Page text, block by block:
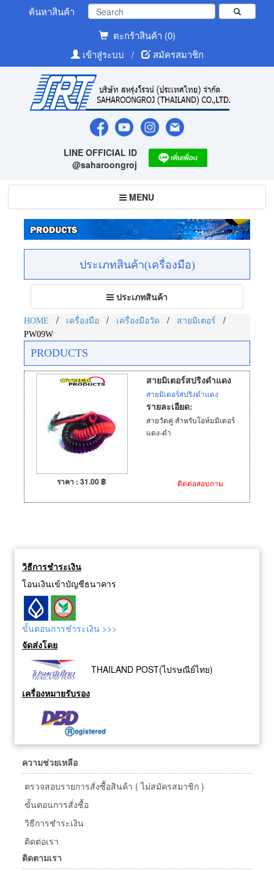
ค้นหาสินค้า
ตะกร้าสินค้า (0)
เข้าสู่ระบบ
/ สมัครสมาชิก
LINE OFFICIAL ID
@saharoongroj
Toggle
navigation
MENU
ประเภทสินค้า(เครื่องมือ)
Toggle
navigation
ประเภทสินค้า
HOME / เครื่องมือ / เครื่องมือวัด / สายมิเตอร์ /
PW09W
PRODUCTS
สายมิเตอร์สปริงดำแดง
สายมิเตอร์สปริงดำแดง
รายละเอียด:
สายวัดคู่ สำหรับโอห์มมิเตอร์
แดง-ดำ
ราคา : 31.00 ฿ ติดต่อสอบถาม
วิธีการชำระเงิน
โอนเงินเข้าบัญชีธนาคาร
ขั้นตอนการชำระเงิน >>>
จัดส่งโดย
THAILAND POST(ไปรษณีย์ไทย)
เครื่องหมายรับรอง
ความช่วยเหลือ
ตรวจสอบรายการสั่งซื้อสินค้า ( ไม่สมัครสมาชิก )
ขั้นตอนการสั่งซื้อ
วิธีการชำระเงิน
ติดต่อเรา
ติดตามเรา